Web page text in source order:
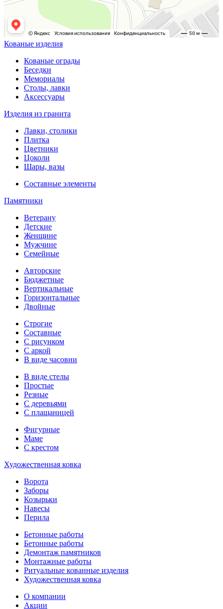
Кованые изделия
Кованые ограды
Беседки
Мемориалы
Столы, лавки
Аксессуары
Изделия из гранита
Лавки, столики
Плитка
Цветники
Цоколи
Шары, вазы
Составные элементы
Памятники
Ветерану
Детские
Женщине
Мужчине
Семейные
Авторские
Бюджетные
Вертикальные
Горизонтальные
Двойные
Строгие
Составные
С рисунком
С аркой
В виде часовни
В виде стелы
Простые
Резные
С деревьями
С плащаницей
Фигурные
Маме
С крестом
Художественная ковка
Ворота
Заборы
Козырьки
Навесы
Перила
Бетонные работы
Бетонные работы
Демонтаж памятников
Монтажные работы
Ритуальные кованные изделия
Художественная ковка
О компании
Акции